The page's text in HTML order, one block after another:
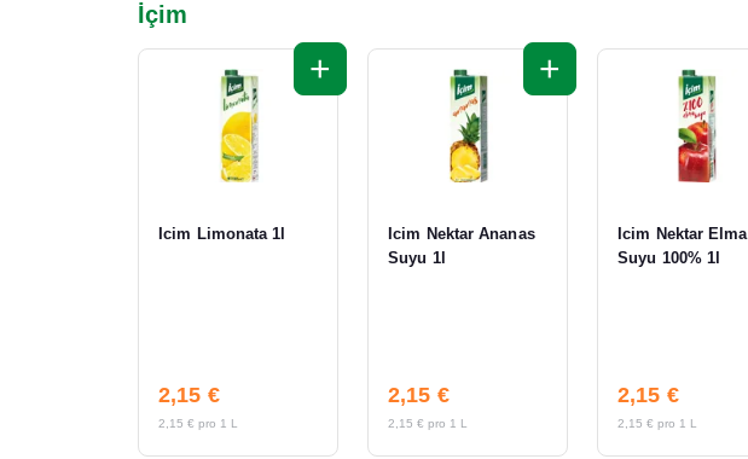
İçim
+
Icim Limonata 1l
2,15 €
2,15 € pro 1 L
+
Icim Nektar Ananas
Suyu 1l
2,15 €
2,15 € pro 1 L
Icim Nektar Elma
Suyu 100% 1l
2,15 €
2,15 € pro 1 L